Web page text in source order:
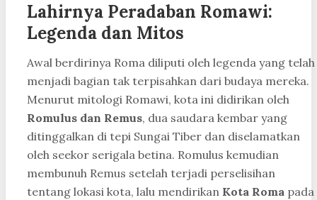
Lahirnya Peradaban Romawi:
Legenda dan Mitos
Awal berdirinya Roma diliputi oleh legenda yang telah
menjadi bagian tak terpisahkan dari budaya mereka.
Menurut mitologi Romawi, kota ini didirikan oleh
Romulus dan Remus, dua saudara kembar yang
ditinggalkan di tepi Sungai Tiber dan diselamatkan
oleh seekor serigala betina. Romulus kemudian
membunuh Remus setelah terjadi perselisihan
tentang lokasi kota, lalu mendirikan Kota Roma pada